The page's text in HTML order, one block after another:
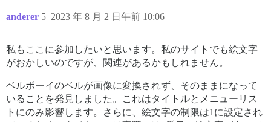
anderer 2023 年 8 月 2 日午前 10:06
5
私もここに参加したいと思います。私のサイトでも絵文字
がおかしいのですが、関連があるかもしれません。
ベルボーイのベルが画像に変換されず、そのままになって
いることを発見しました。これはタイトルとメニューリス
トにのみ影響します。さらに、絵文字の制限は1に設定され